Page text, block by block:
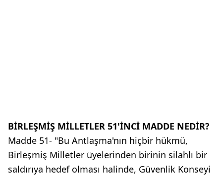
BİRLEŞMİŞ MİLLETLER 51'İNCİ MADDE NEDİR?
Madde 51- "Bu Antlaşma'nın hiçbir hükmü,
Birleşmiş Milletler üyelerinden birinin silahlı bir
saldırıya hedef olması halinde, Güvenlik Konseyi